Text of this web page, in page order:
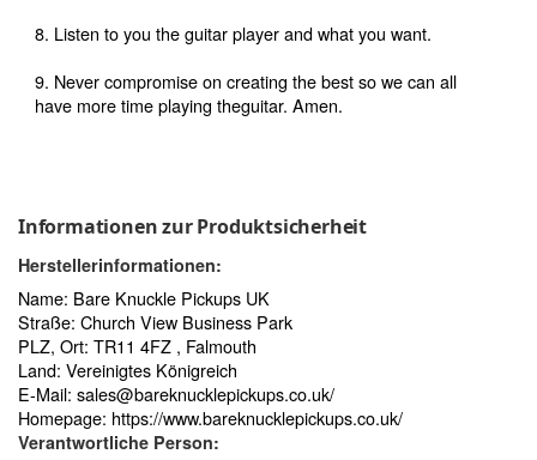
8. Listen to you the guitar player and what you want.
9. Never compromise on creating the best so we can all
have more time playing theguitar. Amen.
Informationen zur Produktsicherheit
Herstellerinformationen:
Name: Bare Knuckle Pickups UK
Straße: Church View Business Park
PLZ, Ort: TR11 4FZ , Falmouth
Land: Vereinigtes Königreich
E-Mail: sales@bareknucklepickups.co.uk/
Homepage: https://www.bareknucklepickups.co.uk/
Verantwortliche Person: